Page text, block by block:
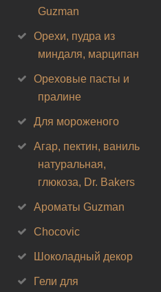
Guzman
Орехи, пудра из
миндаля, марципан
Ореховые пасты и
пралине
Для мороженого
Агар, пектин, ваниль
натуральная,
глюкоза, Dr. Bakers
Ароматы Guzman
Chocovic
Шоколадный декор
Гели для